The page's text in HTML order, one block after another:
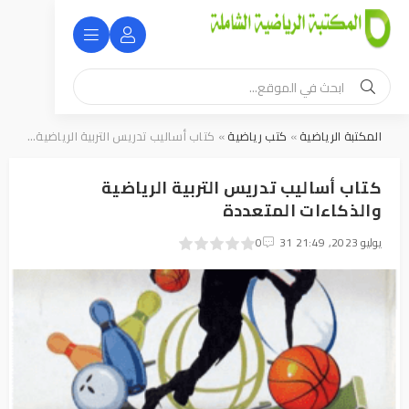
المكتبة الرياضية» كتب رياضية» كتاب أساليب تدريس التربية الرياضية والذكاءات المتعددة
كتاب أساليب تدريس التربية الرياضية
والذكاءات المتعددة
31 يوليو 2023, 21:49 0 0
1
2
3
4
5